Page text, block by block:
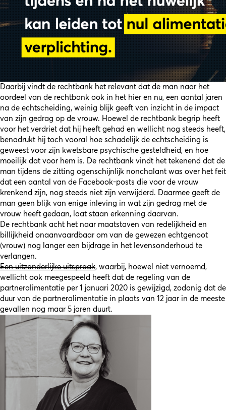
Daarbij vindt de rechtbank het relevant dat de man naar het
oordeel van de rechtbank ook in het hier en nu, een aantal jaren
na de echtscheiding, weinig blijk geeft van inzicht in de impact
van zijn gedrag op de vrouw. Hoewel de rechtbank begrip heeft
voor het verdriet dat hij heeft gehad en wellicht nog steeds heeft,
benadrukt hij toch vooral hoe schadelijk de echtscheiding is
geweest voor zijn kwetsbare psychische gesteldheid, en hoe
moeilijk dat voor hem is. De rechtbank vindt het tekenend dat de
man tijdens de zitting ogenschijnlijk nonchalant was over het feit
dat een aantal van de Facebook-posts die voor de vrouw
krenkend zijn, nog steeds niet zijn verwijderd. Daarmee geeft de
man geen blijk van enige inleving in wat zijn gedrag met de
vrouw heeft gedaan, laat staan erkenning daarvan.
De rechtbank acht het naar maatstaven van redelijkheid en
billijkheid onaanvaardbaar om van de gewezen echtgenoot
(vrouw) nog langer een bijdrage in het levensonderhoud te
verlangen.
Een uitzonderlijke uitspraak, waarbij, hoewel niet vernoemd,
wellicht ook meegespeeld heeft dat de regeling van de
partneralimentatie per 1 januari 2020 is gewijzigd, zodanig dat de
duur van de partneralimentatie in plaats van 12 jaar in de meeste
gevallen nog maar 5 jaren duurt.